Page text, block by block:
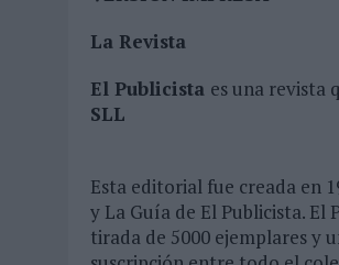
La Revista
El Publicista es una revista
SLL
Esta editorial fue creada en
y La Guía de El Publicista.
tirada de 5000 ejemplares y